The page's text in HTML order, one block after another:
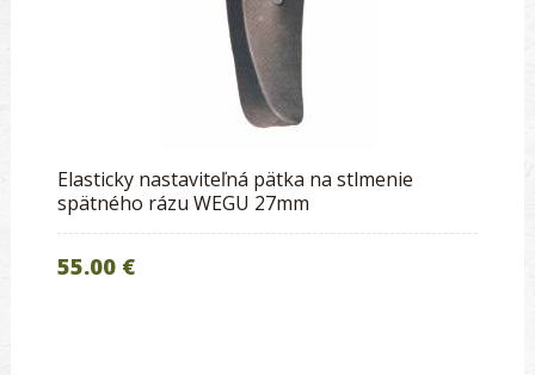
Elasticky nastaviteľná pätka na stlmenie
spätného rázu WEGU 27mm
55.00 €